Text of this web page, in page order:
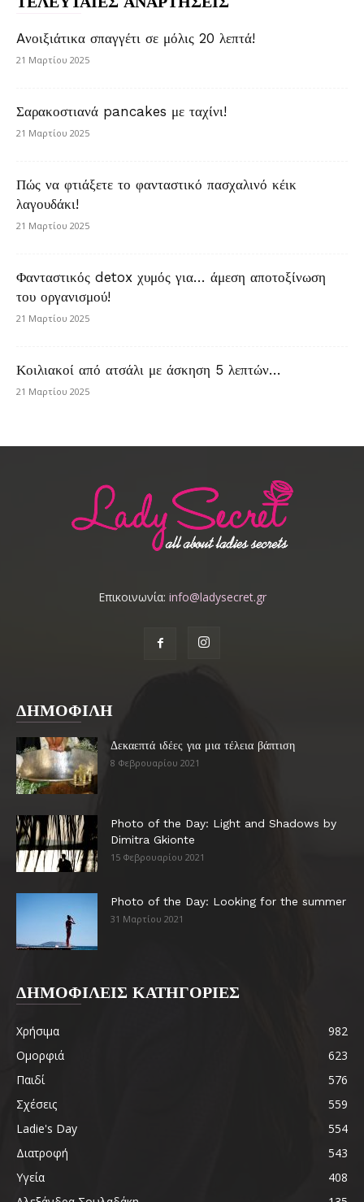
Aνοιξιάτικα σπαγγέτι σε μόλις 20 λεπτά!
21 Μαρτίου 2025
Σαρακοστιανά pancakes με ταχίνι!
21 Μαρτίου 2025
Πώς να φτιάξετε το φανταστικό πασχαλινό κέικ
λαγουδάκι!
21 Μαρτίου 2025
Φανταστικός detox χυμός για… άμεση αποτοξίνωση
του οργανισμού!
21 Μαρτίου 2025
Κοιλιακοί από ατσάλι με άσκηση 5 λεπτών…
21 Μαρτίου 2025
Επικοινωνία: info@ladysecret.gr
ΔΗΜΟΦΙΛΗ
Δεκαεπτά ιδέες για μια τέλεια βάπτιση
8 Φεβρουαρίου 2021
Photo of the Day: Light and Shadows by
Dimitra Gkionte
15 Φεβρουαρίου 2021
Photo of the Day: Looking for the summer
31 Μαρτίου 2021
ΔΗΜΟΦΙΛΕΙΣ ΚΑΤΗΓΟΡΙΕΣ
Χρήσιμα
982
Ομορφιά
623
Παιδί
576
Σχέσεις
559
Ladie's Day
554
Διατροφή
543
Υγεία
408